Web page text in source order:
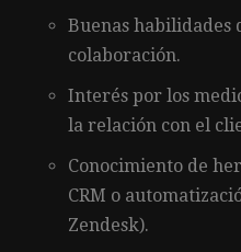
Buenas habilidades
colaboración.
Interés por los
la relación con el
Conocimiento de
CRM o
Zendesk).